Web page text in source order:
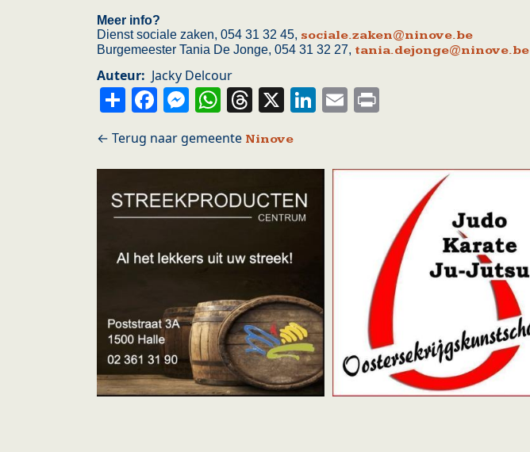
Meer info?
Dienst sociale zaken, 054 31 32 45, sociale.zaken@ninove.be
Burgemeester Tania De Jonge, 054 31 32 27, tania.dejonge@ninove.be
Auteur Jacky Delcour
ShareFacebook
Messenger
WhatsApp
Threads
X LinkedIn
Email
Ninove